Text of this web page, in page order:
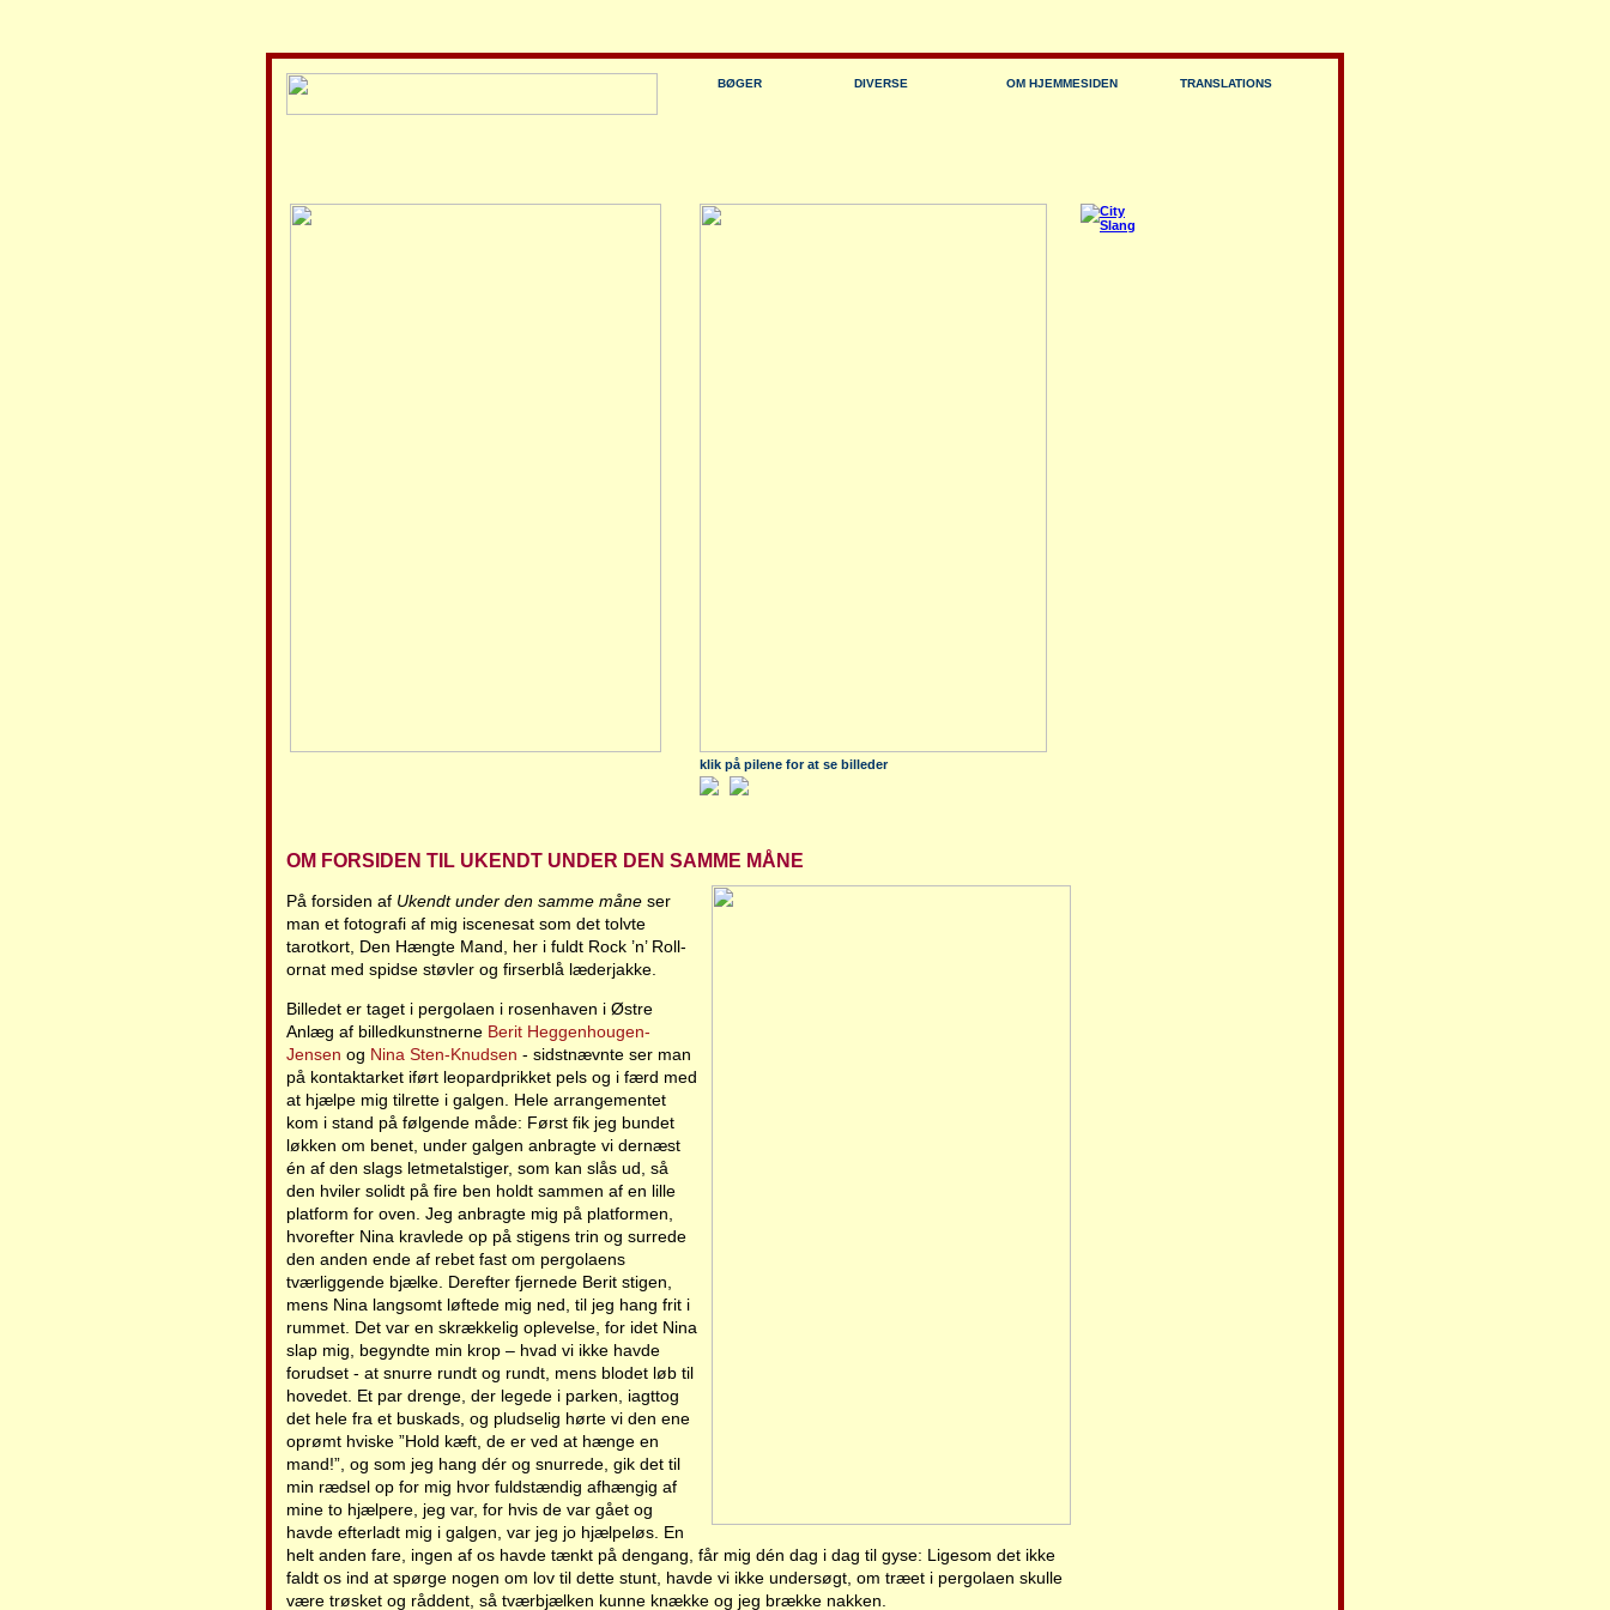
BØGER DIVERSE OM HJEMMESIDEN TRANSLATIONS
klik på pilene for at se billeder
OM FORSIDEN TIL UKENDT UNDER DEN SAMME MÅNE
På forsiden af Ukendt under den samme måne ser
man et fotografi af mig iscenesat som det tolvte
tarotkort, Den Hængte Mand, her i fuldt Rock ’n’ Roll-
ornat med spidse støvler og firserblå læderjakke.
Billedet er taget i pergolaen i rosenhaven i Østre
Anlæg af billedkunstnerne Berit Heggenhougen-
Jensen og Nina Sten-Knudsen - sidstnævnte ser man
på kontaktarket iført leopardprikket pels og i færd med
at hjælpe mig tilrette i galgen. Hele arrangementet
kom i stand på følgende måde: Først fik jeg bundet
løkken om benet, under galgen anbragte vi dernæst
én af den slags letmetalstiger, som kan slås ud, så
den hviler solidt på fire ben holdt sammen af en lille
platform for oven. Jeg anbragte mig på platformen,
hvorefter Nina kravlede op på stigens trin og surrede
den anden ende af rebet fast om pergolaens
tværliggende bjælke. Derefter fjernede Berit stigen,
mens Nina langsomt løftede mig ned, til jeg hang frit i
rummet. Det var en skrækkelig oplevelse, for idet Nina
slap mig, begyndte min krop – hvad vi ikke havde
forudset - at snurre rundt og rundt, mens blodet løb til
hovedet. Et par drenge, der legede i parken, iagttog
det hele fra et buskads, og pludselig hørte vi den ene
oprømt hviske ”Hold kæft, de er ved at hænge en
mand!”, og som jeg hang dér og snurrede, gik det til
min rædsel op for mig hvor fuldstændig afhængig af
mine to hjælpere, jeg var, for hvis de var gået og
havde efterladt mig i galgen, var jeg jo hjælpeløs. En
helt anden fare, ingen af os havde tænkt på dengang, får mig dén dag i dag til gyse: Ligesom det ikke
faldt os ind at spørge nogen om lov til dette stunt, havde vi ikke undersøgt, om træet i pergolaen skulle
være trøsket og råddent, så tværbjælken kunne knække og jeg brække nakken.